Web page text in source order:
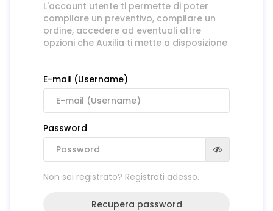
L'account utente ti permette di poter
compilare un preventivo, compilare un
ordine, accedere ad eventuali altre
opzioni che Auxilia ti mette a disposizione
E-mail (Username)
Password
Non sei registrato? Registrati adesso.
Recupera password